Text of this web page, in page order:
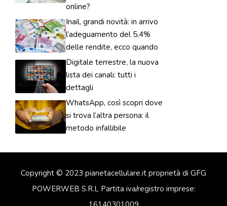
online?
Inail, grandi novità: in arrivo
l’adeguamento del 5,4%
delle rendite, ecco quando
Digitale terrestre, la nuova
lista dei canali: tutti i
dettagli
WhatsApp, così scopri dove
si trova l’altra persona: il
metodo infallibile
Copyright © 2023 pianetacellulare.it proprietà di GFG
POWERWEB S.R.L Partita iva/registro imprese: